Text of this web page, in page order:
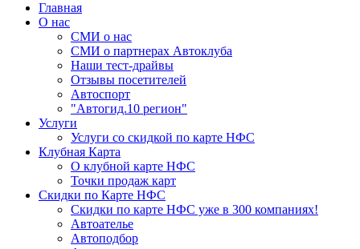
Главная
О нас
СМИ о нас
СМИ о партнерах Автоклуба
Наши тест-драйвы
Отзывы посетителей
Автоспорт
"Автогид.10 регион"
Услуги
Услуги со скидкой по карте НФС
Клубная Карта
О клубной карте НФС
Точки продаж карт
Скидки по Карте НФС
Скидки по карте НФС уже в 300 компаниях!
Автоателье
Автоподбор